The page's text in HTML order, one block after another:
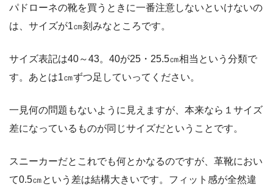
パドローネの靴を買うときに一番注意しないといけないの
は、サイズが1㎝刻みなところです。
サイズ表記は40～43。40が25・25.5㎝相当という分類で
す。あとは1㎝ずつ足していってください。
一見何の問題もないように見えますが、本来なら１サイズ
差になっているものが同じサイズだということです。
スニーカーだとこれでも何とかなるのですが、革靴におい
て0.5㎝という差は結構大きいです。フィット感が全然違